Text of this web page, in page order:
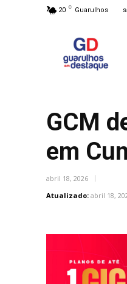
20 C Guarulhos
GCM
em
abril 18, 2026
Atualizado: abril 18,